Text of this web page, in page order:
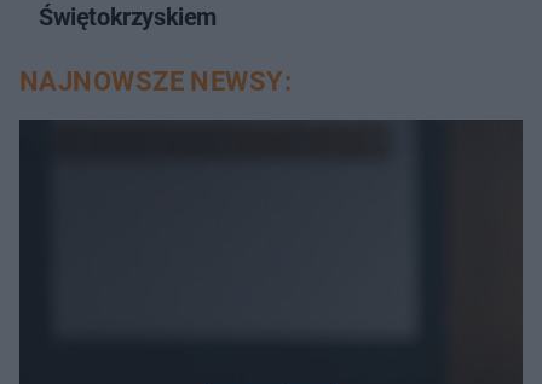
Świętokrzyskiem
NAJNOWSZE NEWSY: